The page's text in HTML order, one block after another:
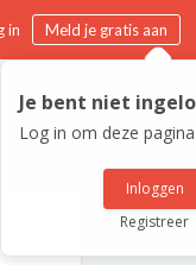
in Meld je gratis aan
Je bent niet
Log in om deze
Inloggen
Registreer